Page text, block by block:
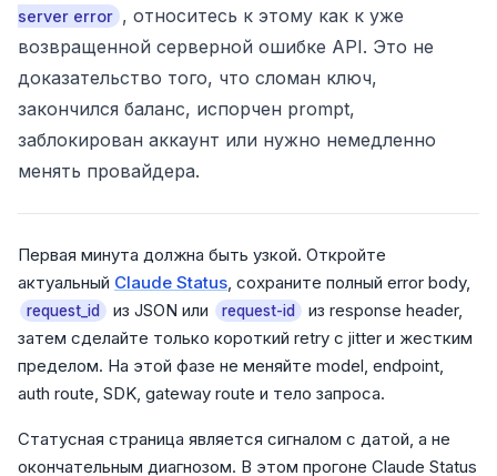
server error , относитесь к этому как к уже
возвращенной серверной ошибке API. Это не
доказательство того, что сломан ключ,
закончился баланс, испорчен prompt,
заблокирован аккаунт или нужно немедленно
менять провайдера.
Первая минута должна быть узкой. Откройте
актуальный Claude Status, сохраните полный error body,
request_id из JSON или request-id
из response header,
затем сделайте только короткий retry с jitter и жестким
пределом. На этой фазе не меняйте model, endpoint,
auth route, SDK, gateway route и тело запроса.
Статусная страница является сигналом с датой, а не
окончательным диагнозом. В этом прогоне Claude Status